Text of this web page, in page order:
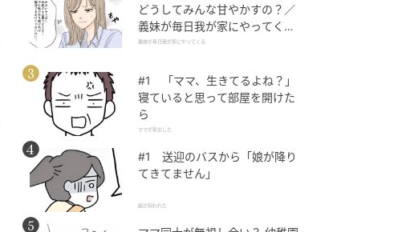
どうしてみんな甘やかすの？／
義妹が毎日我が家にやってくる
（1）【義父母がシンドイんで
義妹が毎日我が家にやってくる
#1 「ママ、生きてるよね？」
寝ていると思って部屋を開けた
ら
ママが家出した
#1 送迎のバスから「娘が降り
てきてません」
娘が拐われた